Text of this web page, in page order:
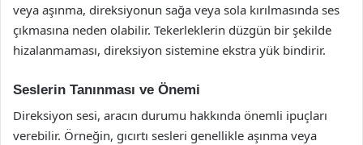
veya aşınma, direksiyonun sağa veya sola kırılmasında ses
çıkmasına neden olabilir. Tekerleklerin düzgün bir şekilde
hizalanmaması, direksiyon sistemine ekstra yük bindirir.
Seslerin Tanınması ve Önemi
Direksiyon sesi, aracın durumu hakkında önemli ipuçları
verebilir. Örneğin, gıcırtı sesleri genellikle aşınma veya